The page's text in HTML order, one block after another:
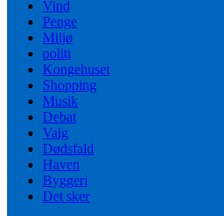
Vind
Penge
Miljø
politi
Kongehuset
Shopping
Musik
Debat
Valg
Dødsfald
Haven
Byggeri
Det sker